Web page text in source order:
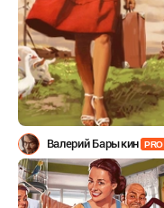
Валерий Барыкин PRO